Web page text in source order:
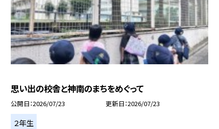
思い出の校舎と神南のまちをめぐって
公開日 2026/07/23 更新日 2026/07/23
２年生